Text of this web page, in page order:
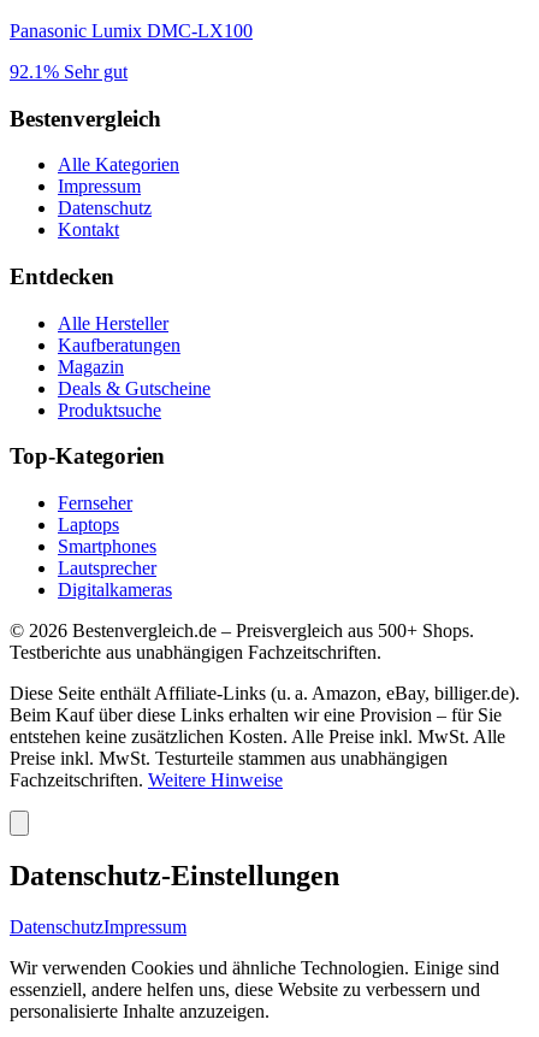
Panasonic Lumix DMC-LX100
92.1% Sehr gut
Bestenvergleich
Alle Kategorien
Impressum
Datenschutz
Kontakt
Entdecken
Alle Hersteller
Kaufberatungen
Magazin
Deals & Gutscheine
Produktsuche
Top-Kategorien
Fernseher
Laptops
Smartphones
Lautsprecher
Digitalkameras
© 2026 Bestenvergleich.de – Preisvergleich aus 500+ Shops.
Testberichte aus unabhängigen Fachzeitschriften.
Diese Seite enthält Affiliate-Links (u. a. Amazon, eBay, billiger.de).
Beim Kauf über diese Links erhalten wir eine Provision – für Sie
entstehen keine zusätzlichen Kosten. Alle Preise inkl. MwSt. Alle
Preise inkl. MwSt. Testurteile stammen aus unabhängigen
Fachzeitschriften. Weitere Hinweise
Datenschutz-Einstellungen
DatenschutzImpressum
Wir verwenden Cookies und ähnliche Technologien. Einige sind
essenziell, andere helfen uns, diese Website zu verbessern und
personalisierte Inhalte anzuzeigen.